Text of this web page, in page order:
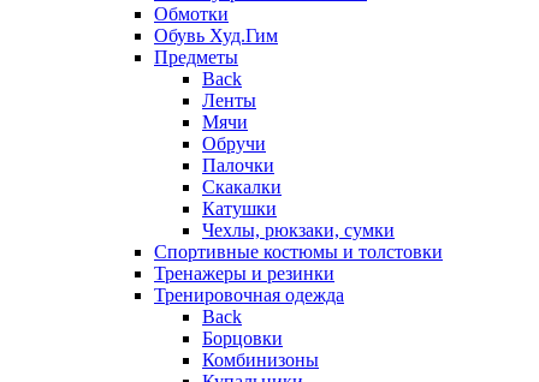
Обмотки
Обувь Худ.Гим
Предметы
Back
Ленты
Мячи
Обручи
Палочки
Скакалки
Катушки
Чехлы, рюкзаки, сумки
Спортивные костюмы и толстовки
Тренажеры и резинки
Тренировочная одежда
Back
Борцовки
Комбинизоны